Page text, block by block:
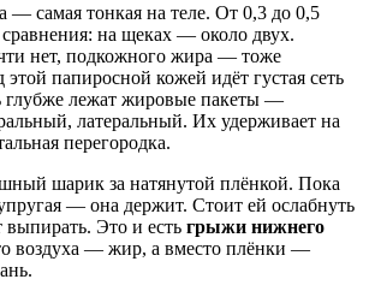
— самая тонкая на теле. От 0,3 до 0,5
на щеках — около двух.
нет, подкожного жира — тоже
папиросной кожей идёт густая сеть
глубже лежат жировые пакеты —
латеральный. Их удерживает на
перегородка.
шарик за натянутой плёнкой. Пока
— она держит. Стоит ей ослабнуть
Это и есть грыжи нижнего
воздуха — жир, а вместо плёнки —